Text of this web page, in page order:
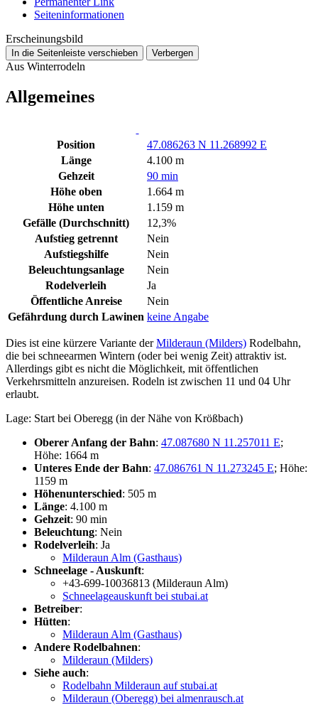
Seiten­­informationen
Erscheinungsbild
In die Seitenleiste verschieben Verbergen
Aus Winterrodeln
Allgemeines
Position
47.086263 N 11.268992 E
Länge
4.100 m
Gehzeit
90 min
Höhe oben
1.664 m
Höhe unten
1.159 m
Gefälle (Durchschnitt)
12,3%
Aufstieg getrennt
Nein
Aufstiegshilfe
Nein
Beleuchtungsanlage
Nein
Rodelverleih
Ja
Öffentliche Anreise
Nein
Gefährdung durch Lawinen keine Angabe
Dies ist eine kürzere Variante derMilderaun (Milders) Rodelbahn,
die bei schneearmen Wintern (oder bei wenig Zeit) attraktiv ist.
Allerdings gibt es nicht die Möglichkeit, mit öffentlichen
Verkehrsmitteln anzureisen. Rodeln ist zwischen 11 und 04 Uhr
erlaubt.
Lage: Start bei Oberegg (in der Nähe von Krößbach)
Oberer Anfang der Bahn: 47.087680 N 11.257011 E;
Höhe: 1664 m
Unteres Ende der Bahn: 47.086761 N 11.273245 E; Höhe:
1159 m
Höhenunterschied: 505 m
Länge: 4.100 m
Gehzeit: 90 min
Beleuchtung: Nein
Rodelverleih: Ja
Milderaun Alm (Gasthaus)
Schneelage - Auskunft:
+43-699-10036813 (Milderaun Alm)
Schneelageauskunft bei stubai.at
Betreiber:
Hütten:
Milderaun Alm (Gasthaus)
Andere Rodelbahnen:
Milderaun (Milders)
Siehe auch:
Rodelbahn Milderaun auf stubai.at
Milderaun (Oberegg) bei almenrausch.at